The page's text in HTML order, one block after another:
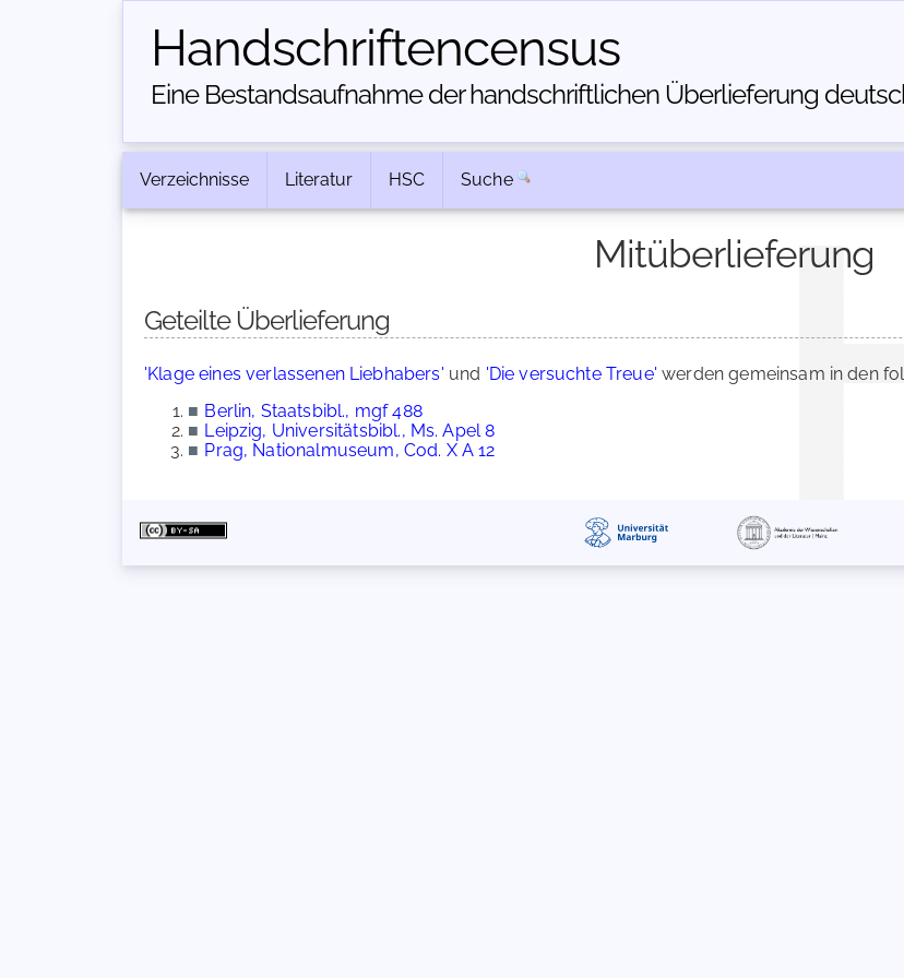
Handschriften­census
Eine Bestandsaufnahme der handschriftlichen Über­lieferung
Verzeichnisse Literatur HSC Suche
Mitüberlieferung
Geteilte Überlieferung
'Klage eines verlassenen Liebhabers' und 'Die versuchte Treue' werden gemeinsam in den
■ Berlin, Staatsbibl., mgf 488
■ Leipzig, Universitätsbibl., Ms. Apel 8
■ Prag, Nationalmuseum, Cod. X A 12